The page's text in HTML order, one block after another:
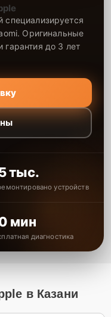
Оригинальные
до 3 лет
тыс.
устройств
мин
диагностика
в Казани